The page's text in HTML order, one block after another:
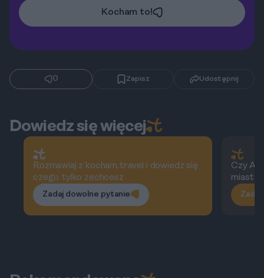
Kocham to!
0 Zapisz Udostępnij
Dowiedz się więcej
Rozmawiaj z kocham.travel i dowiedz się
czego tylko zechcesz
Zadaj dowolne pytanie
Czy